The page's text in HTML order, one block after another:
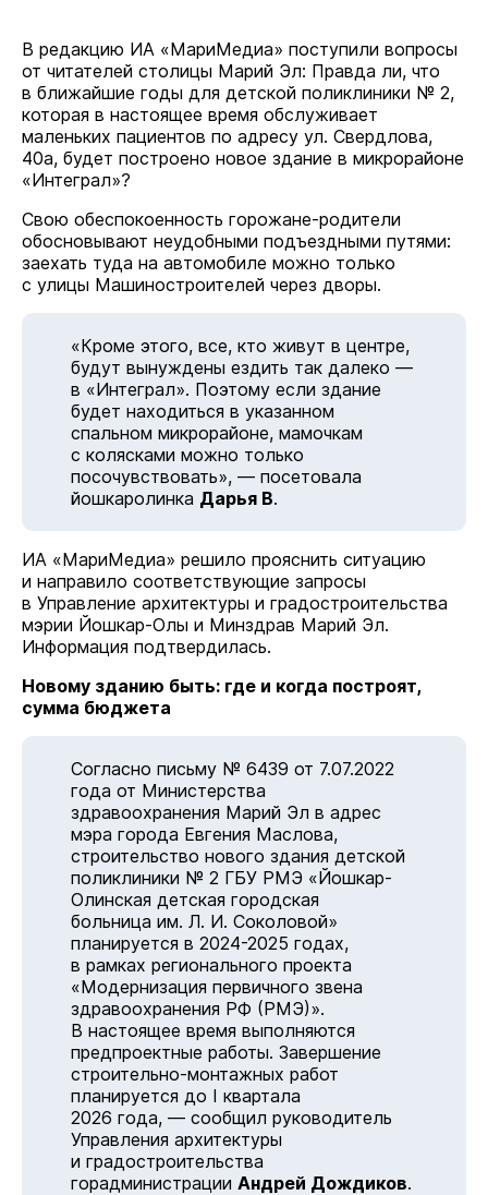
В редакцию ИА «МариМедиа» поступили вопросы
от читателей столицы Марий Эл: Правда ли, что
в ближайшие годы для детской поликлиники № 2,
которая в настоящее время обслуживает
маленьких пациентов по адресу ул. Свердлова,
40а, будет построено новое здание в микрорайоне
«Интеграл»?
Свою обеспокоенность горожане-родители
обосновывают неудобными подъездными путями:
заехать туда на автомобиле можно только
с улицы Машиностроителей через дворы.
«Кроме этого, все, кто живут в центре,
будут вынуждены ездить так далеко —
в «Интеграл». Поэтому если здание
будет находиться в указанном
спальном микрорайоне, мамочкам
с колясками можно только
посочувствовать», — посетовала
йошкаролинка Дарья В.
ИА «МариМедиа» решило прояснить ситуацию
и направило соответствующие запросы
в Управление архитектуры и градостроительства
мэрии Йошкар-Олы и Минздрав Марий Эл.
Информация подтвердилась.
Новому зданию быть: где и когда построят,
сумма бюджета
Согласно письму № 6439 от 7.07.2022
года от Министерства
здравоохранения Марий Эл в адрес
мэра города Евгения Маслова,
строительство нового здания детской
поликлиники № 2 ГБУ РМЭ «Йошкар-
Олинская детская городская
больница им. Л. И. Соколовой»
планируется в 2024-2025 годах,
в рамках регионального проекта
«Модернизация первичного звена
здравоохранения РФ (РМЭ)».
В настоящее время выполняются
предпроектные работы. Завершение
строительно-монтажных работ
планируется до I квартала
2026 года, — сообщил руководитель
Управления архитектуры
и градостроительства
горадминистрации Андрей Дождиков.